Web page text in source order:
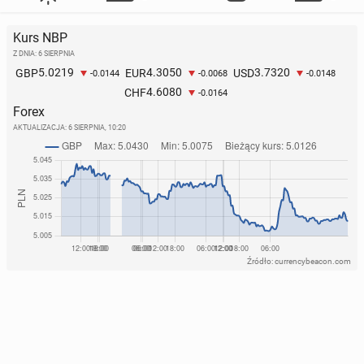
Kurs NBP
Z DNIA: 6 SIERPNIA
GBP5.0219 -0.0144 EUR4.3050 -0.0068 USD3.7320 -0.0148
CHF4.6080 -0.0164
Forex
AKTUALIZACJA: 6 SIERPNIA, 10:20
Źródło: currencybeacon.com